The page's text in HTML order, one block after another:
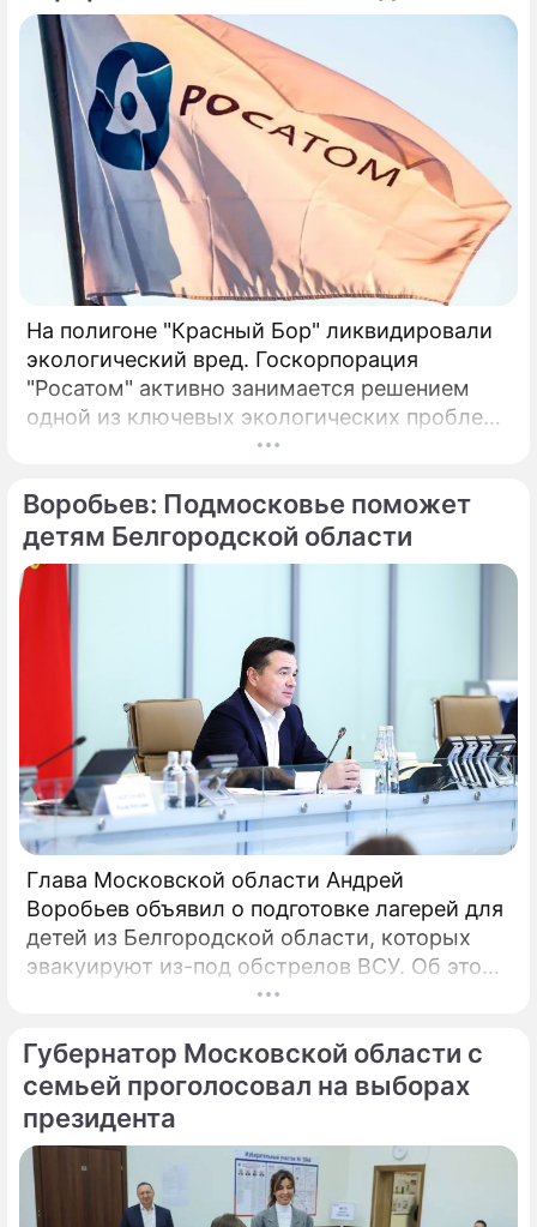
На полигоне "Красный Бор" ликвидировали
экологический вред. Госкорпорация
"Росатом" активно занимается решением
одной из ключевых экологических проблем
в Ленинградской области – ликвидацией
промышленных отходов "Красный Бор".
Воробьев: Подмосковье поможет
детям Белгородской области
Глава Московской области Андрей
Воробьев объявил о подготовке лагерей для
детей из Белгородской области, которых
эвакуируют из-под обстрелов ВСУ. Об этом
говорится в сообщении, распространенном
Подмосковья. «Мы не можем оставаться в
стороне.
Губернатор Московской области с
семьей проголосовал на выборах
президента